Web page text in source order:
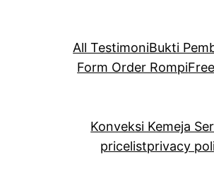
All TestimoniBukti
Form Order Rompi
Konveksi Kemeja
pricelistprivacy